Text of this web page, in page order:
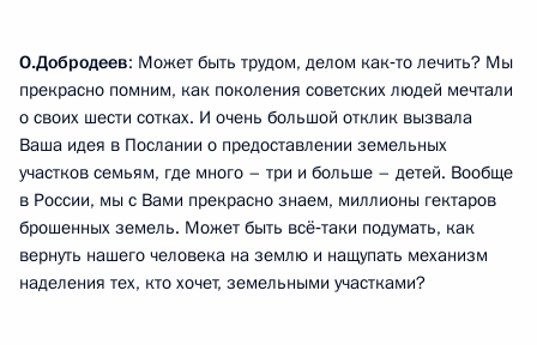
О.Добродеев: Может быть трудом, делом как‑то лечить? Мы
прекрасно помним, как поколения советских людей мечтали
о своих шести сотках. И очень большой отклик вызвала
Ваша идея в Послании о предоставлении земельных
участков семьям, где много – три и больше – детей. Вообще
в России, мы с Вами прекрасно знаем, миллионы гектаров
брошенных земель. Может быть всё‑таки подумать, как
вернуть нашего человека на землю и нащупать механизм
наделения тех, кто хочет, земельными участками?